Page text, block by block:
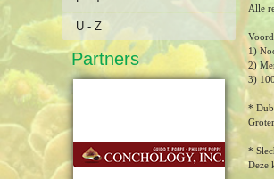
U - Z
Partners
Alle
1)
2)
3)
*
*
Deze